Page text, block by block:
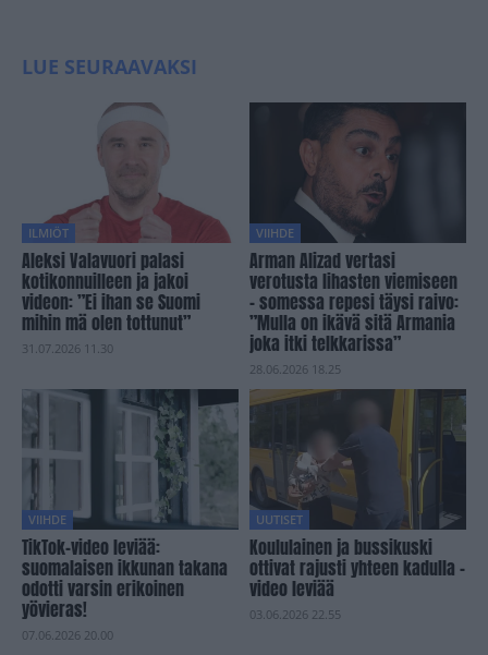
LUE SEURAAVAKSI
ILMIÖT
Aleksi Valavuori palasi
kotikonnuilleen ja jakoi
videon: ”Ei ihan se Suomi
mihin mä olen tottunut”
31.07.2026 11.30
VIIHDE
Arman Alizad vertasi
verotusta lihasten viemiseen
– somessa repesi täysi raivo:
”Mulla on ikävä sitä Armania
joka itki telkkarissa”
28.06.2026 18.25
VIIHDE
TikTok-video leviää:
suomalaisen ikkunan takana
odotti varsin erikoinen
yövieras!
07.06.2026 20.00
UUTISET
Koululainen ja bussikuski
ottivat rajusti yhteen kadulla –
video leviää
03.06.2026 22.55